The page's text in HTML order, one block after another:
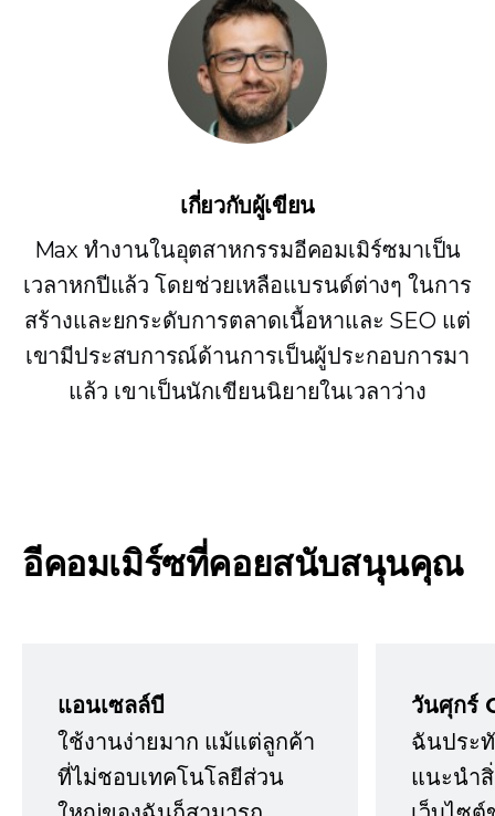
เกี่ยวกับผู้เขียน
Max ทำงานในอุตสาหกรรมอีคอมเมิร์ซมาเป็น
เวลาหกปีแล้ว โดยช่วยเหลือแบรนด์ต่างๆ ในการ
สร้างและยกระดับการตลาดเนื้อหาและ SEO แต่
เขามีประสบการณ์ด้านการเป็นผู้ประกอบการมา
แล้ว เขาเป็นนักเขียนนิยายในเวลาว่าง
อีคอมเมิร์ซที่คอยสนับสนุนคุณ
แอนเซลล์บี
ใช้งานง่ายมาก แม้แต่ลูกค้า
ที่ไม่ชอบเทคโนโลยีส่วน
วันศุกร์
ฉันประ
แนะนำ